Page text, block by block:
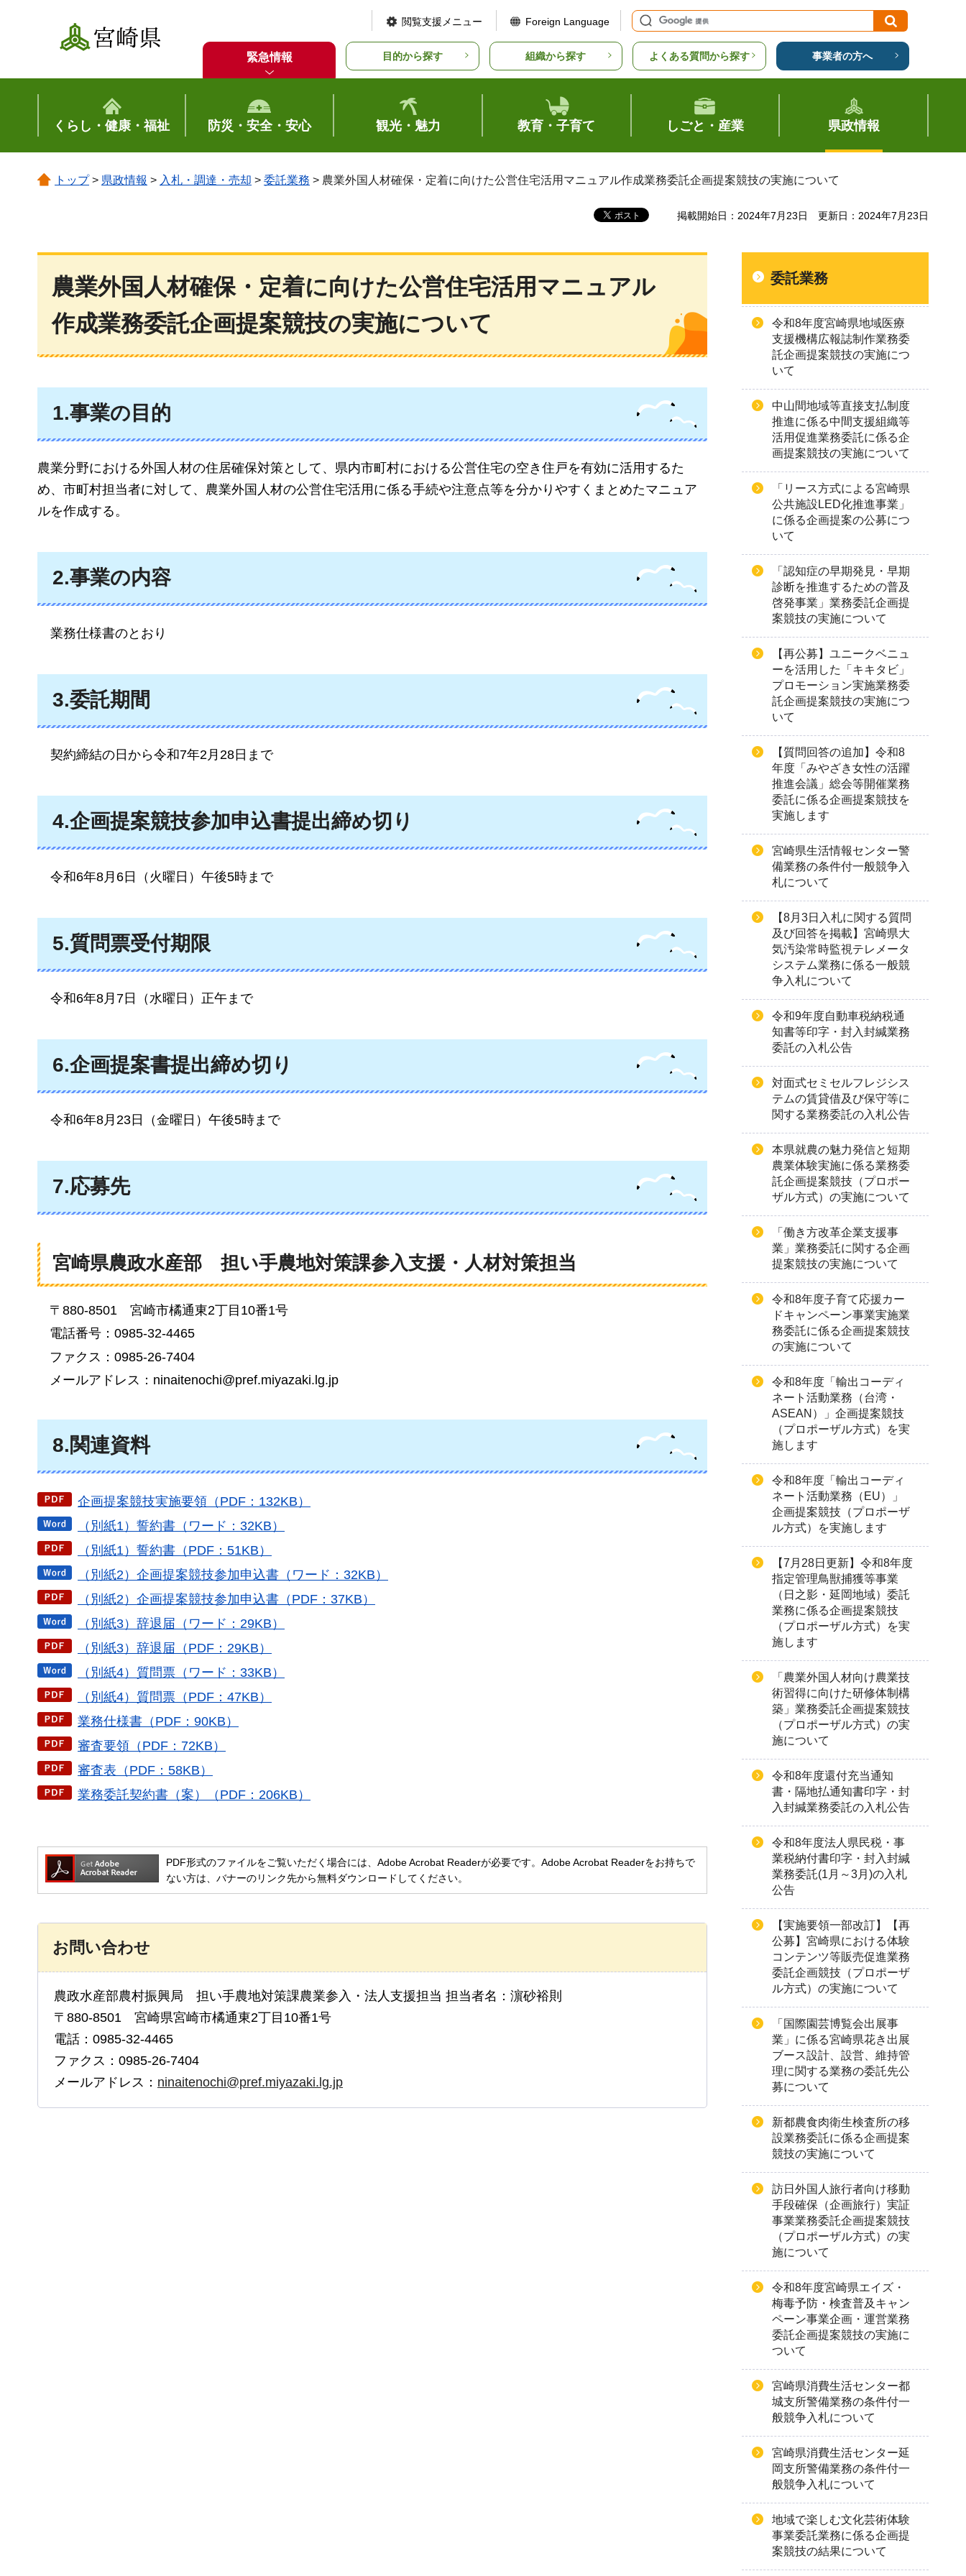
宮崎県
閲覧支援メニュー Foreign Language
緊急情報 目的から探す 組織から探す よくある質問から探す 事業者の方へ
くらし・健康・福祉 防災・安全・安心 観光・魅力 教育・子育て しごと・産業 県政情報
トップ> 県政情報 > 入札・調達・売却 > 委託業務 > 農業外国人材確保・定着に向けた公営住宅活用マニュアル作成業務委託企画提案競技の実施について
掲載開始日：2024年7月23日 更新日：2024年7月23日
農業外国人材確保・定着に向けた公営住宅活用マニュアル
作成業務委託企画提案競技の実施について
1.事業の目的
農業分野における外国人材の住居確保対策として、県内市町村における公営住宅の空き住戸を有効に活用するた
め、市町村担当者に対して、農業外国人材の公営住宅活用に係る手続や注意点等を分かりやすくまとめたマニュア
ルを作成する。
2.事業の内容
業務仕様書のとおり
3.委託期間
契約締結の 日から令和7年2月28日まで
4.企画提案競技参加申込書提出締め切り
令和6年8 月6日（火曜日）午後5時まで
5.質問票受付期限
令和6年8月7日（水曜日）正午まで
6.企画提案書提出締め切り
令和6年8月23日（金曜日）午後5時まで
7.応募先
宮崎県農政水産部 担い手農地対策課参入支援・人材対策担当
〒880-8501 宮崎市橘通東2丁目10番1号
電話番号：0985-32-4465
ファクス：0985-26-7404
メールアドレス：ninaitenochi@pref.miyazaki.lg.jp
8.関連資料
企画提案競技実施要領（PDF：132KB）
（別紙1）誓約書（ワード：32KB）
（別紙1）誓約書（PDF：51KB）
（別紙2）企画提案競技参加申込書（ワード：32KB）
（別紙2）企画提案競技参加申込書（PDF：37KB）
（別紙3）辞退届（ワード：29KB）
（別紙3）辞退届（PDF：29KB）
（別紙4）質問票（ワード：33KB）
（別紙4）質問票（PDF：47KB）
業務仕様書（PDF：90KB）
審査要領（PDF：72KB）
審査表（PDF：58KB）
業務委託契約書（案）（PDF：206KB）
PDF形式のファイルをご覧いただく場合には、Adobe Acrobat Readerが必要です。Adobe Acrobat Readerをお持ちで
ない方は、バナーのリンク先から無料ダウンロードしてください。
お問い合わせ
農政水産部農村振興局 担い手農地対策課農業参入・法人支援担当 担当者名：濵砂裕則
〒880-8501 宮崎県宮崎市橘通東2丁目10番1号
電話：0985-32-4465
ファクス：0985-26-7404
メールアドレス： ninaitenochi@pref.miyazaki.lg.jp
委託業務
令和8年度宮崎県地域医療
支援機構広報誌制作業務委
託企画提案競技の実施につ
いて
中山間地域等直接支払制度
推進に係る中間支援組織等
活用促進業務委託に係る企
画提案競技の実施について
「リース方式による宮崎県
公共施設LED化推進事業」
に係る企画提案の公募につ
いて
「認知症の早期発見・早期
診断を推進するための普及
啓発事業」業務委託企画提
案競技の実施について
【再公募】ユニークベニュ
ーを活用した「キキタビ」
プロモーション実施業務委
託企画提案競技の実施につ
いて
【質問回答の追加】令和8
年度「みやざき女性の活躍
推進会議」総会等開催業務
委託に係る企画提案競技を
実施します
宮崎県生活情報センター警
備業務の条件付一般競争入
札について
【8月3日入札に関する質問
及び回答を掲載】宮崎県大
気汚染常時監視テレメータ
システム業務に係る一般競
争入札について
令和9年度自動車税納税通
知書等印字・封入封緘業務
委託の入札公告
対面式セミセルフレジシス
テムの賃貸借及び保守等に
関する業務委託の入札公告
本県就農の魅力発信と短期
農業体験実施に係る業務委
託企画提案競技（プロポー
ザル方式）の実施について
「働き方改革企業支援事
業」業務委託に関する企画
提案競技の実施について
令和8年度子育て応援カー
ドキャンペーン事業実施業
務委託に係る企画提案競技
の実施について
令和8年度「輸出コーディ
ネート活動業務（台湾・
ASEAN）」企画提案競技
（プロポーザル方式）を実
施します
令和8年度「輸出コーディ
ネート活動業務（EU）」
企画提案競技（プロポーザ
ル方式）を実施します
【7月28日更新】令和8年度
指定管理鳥獣捕獲等事業
（日之影・延岡地域）委託
業務に係る企画提案競技
（プロポーザル方式）を実
施します
「農業外国人材向け農業技
術習得に向けた研修体制構
築」業務委託企画提案競技
（プロポーザル方式）の実
施について
令和8年度還付充当通知
書・隔地払通知書印字・封
入封緘業務委託の入札公告
令和8年度法人県民税・事
業税納付書印字・封入封緘
業務委託(1月～3月)の入札
公告
【実施要領一部改訂】【再
公募】宮崎県における体験
コンテンツ等販売促進業務
委託企画競技（プロポーザ
ル方式）の実施について
「国際園芸博覧会出展事
業」に係る宮崎県花き出展
ブース設計、設営、維持管
理に関する業務の委託先公
募について
新都農食肉衛生検査所の移
設業務委託に係る企画提案
競技の実施について
訪日外国人旅行者向け移動
手段確保（企画旅行）実証
事業業務委託企画提案競技
（プロポーザル方式）の実
施について
令和8年度宮崎県エイズ・
梅毒予防・検査普及キャン
ペーン事業企画・運営業務
委託企画提案競技の実施に
ついて
宮崎県消費生活センター都
城支所警備業務の条件付一
般競争入札について
宮崎県消費生活センター延
岡支所警備業務の条件付一
般競争入札について
地域で楽しむ文化芸術体験
事業委託業務に係る企画提
案競技の結果について